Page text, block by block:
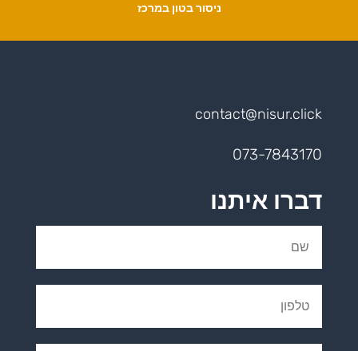
ניסור בטון במרכז
contact@nisur.click
073-7843170
דברו איתנו